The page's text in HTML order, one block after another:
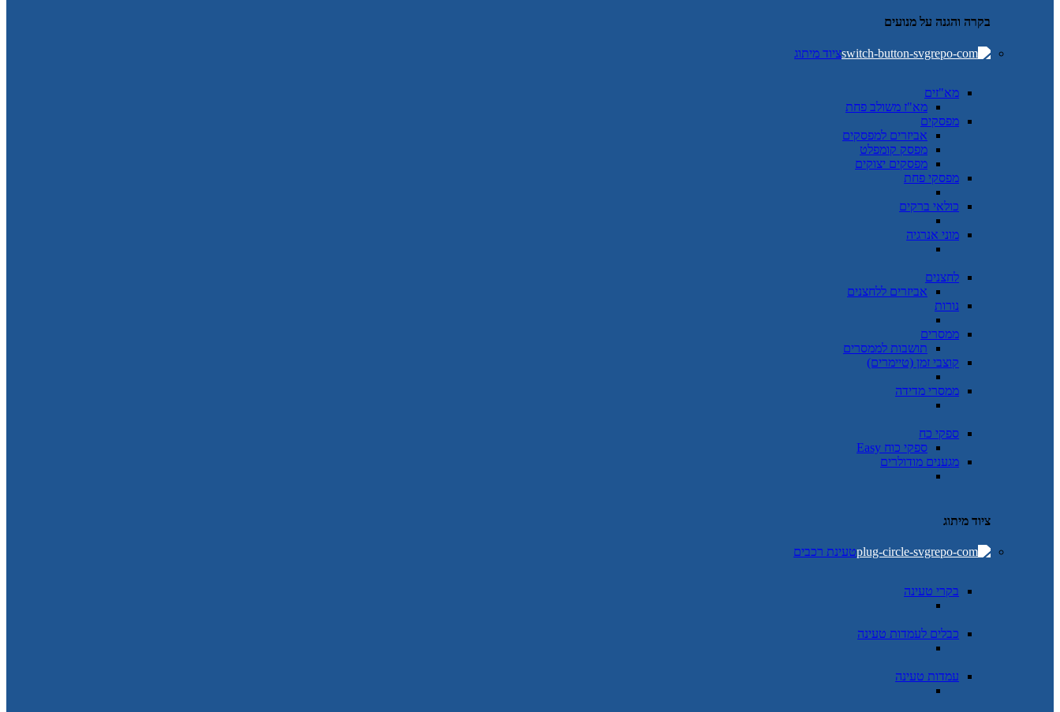
בקרה והגנה על מנועים
ציוד מיתוג
מא"זים
מא"ז משולב פחת
מפסקים
אביזרים למפסקים
מפסק קומפלט
מפסקים יצוקים
מפסקי פחת
כולאי ברקים
מוני אנרגיה
לחצנים
אביזרים ללחצנים
נורות
ממסרים
תושבות לממסרים
קוצבי זמן (טיימרים)
ממסרי מדידה
ספקי כח
ספקי כוח Easy
מגענים מודולרים
ציוד מיתוג
טעינת רכבים
בקרי טעינה
כבלים לעמדות טעינה
עמדות טעינה